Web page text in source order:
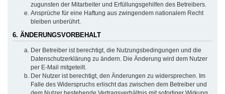
zugunsten der Mitarbeiter und Erfüllungsgehilfen des Betreibers.
Ansprüche für eine Haftung aus zwingendem nationalem Recht
bleiben unberührt.
6. ÄNDERUNGSVORBEHALT
Der Betreiber ist berechtigt, die Nutzungsbedingungen und die
Datenschutzerklärung zu ändern. Die Änderung wird dem Nutzer
per E-Mail mitgeteilt.
Der Nutzer ist berechtigt, den Änderungen zu widersprechen. Im
Falle des Widerspruchs erlischt das zwischen dem Betreiber und